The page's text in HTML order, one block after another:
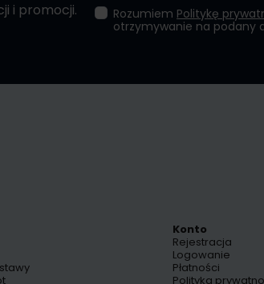
i promocji. Rozumiem Politykę
otrzymywanie na podany
Konto
Rejestracja
Logowanie
Płatności
Polityka